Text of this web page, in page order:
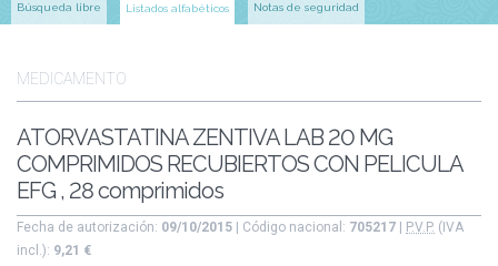
Búsqueda libre Listados alfabéticos Notas de seguridad
MEDICAMENTO
ATORVASTATINA ZENTIVA LAB 20 MG
COMPRIMIDOS RECUBIERTOS CON PELICULA
EFG , 28 comprimidos
Fecha de autorización: 09/10/2015 | Código nacional: 705217 P.V.P. (IVA
incl.): 9,21 €